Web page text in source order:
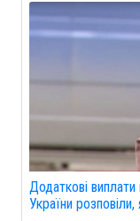
Додаткові
України